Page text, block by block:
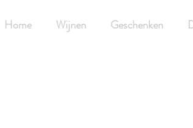
Home Wijnen Geschenken